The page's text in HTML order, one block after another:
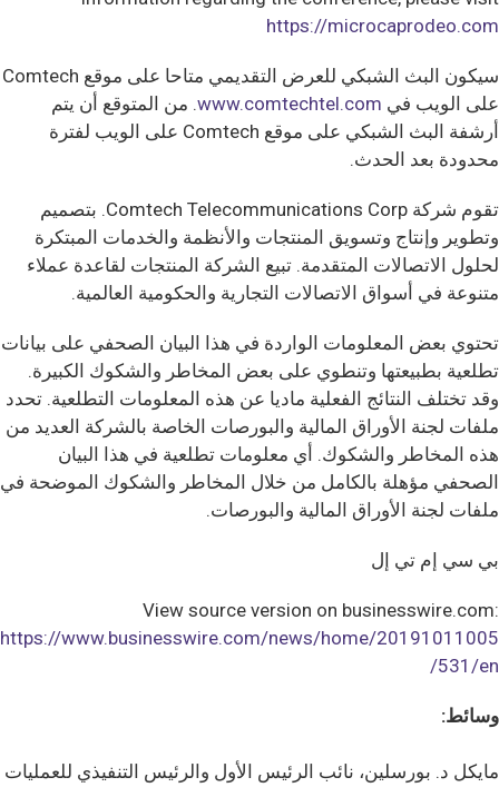
https://microcaprodeo.com
سيكون البث الشبكي للعرض التقديمي متاحا على موقع Comtech
على الويب في www.comtechtel.com. من المتوقع أن يتم
أرشفة البث الشبكي على موقع Comtech على الويب لفترة
محدودة بعد الحدث.
تقوم شركة Comtech Telecommunications Corp. بتصميم
وتطوير وإنتاج وتسويق المنتجات والأنظمة والخدمات المبتكرة
لحلول الاتصالات المتقدمة. تبيع الشركة المنتجات لقاعدة عملاء
متنوعة في أسواق الاتصالات التجارية والحكومية العالمية.
تحتوي بعض المعلومات الواردة في هذا البيان الصحفي على بيانات
تطلعية بطبيعتها وتنطوي على بعض المخاطر والشكوك الكبيرة.
وقد تختلف النتائج الفعلية ماديا عن هذه المعلومات التطلعية. تحدد
ملفات لجنة الأوراق المالية والبورصات الخاصة بالشركة العديد من
هذه المخاطر والشكوك. أي معلومات تطلعية في هذا البيان
الصحفي مؤهلة بالكامل من خلال المخاطر والشكوك الموضحة في
ملفات لجنة الأوراق المالية والبورصات.
بي سي إم تي إل
View source version on businesswire.com:
https://www.businesswire.com/news/home/20191011005
531/en/
وسائط:
مايكل د. بورسلين، نائب الرئيس الأول والرئيس التنفيذي للعمليات